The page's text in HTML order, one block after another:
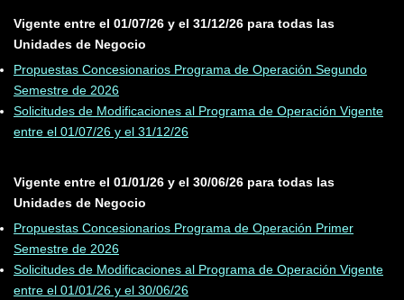
Vigente entre el 01/07/26 y el 31/12/26 para todas las
Unidades de Negocio
Propuestas Concesionarios Programa de Operación Segundo
Semestre de 2026
Solicitudes de Modificaciones al Programa de Operación Vigente
entre el 01/07/26 y el 31/12/26
Vigente entre el 01/01/26 y el 30/06/26 para todas las
Unidades de Negocio
Propuestas Concesionarios Programa de Operación Primer
Semestre de 2026
Solicitudes de Modificaciones al Programa de Operación Vigente
entre el 01/01/26 y el 30/06/26